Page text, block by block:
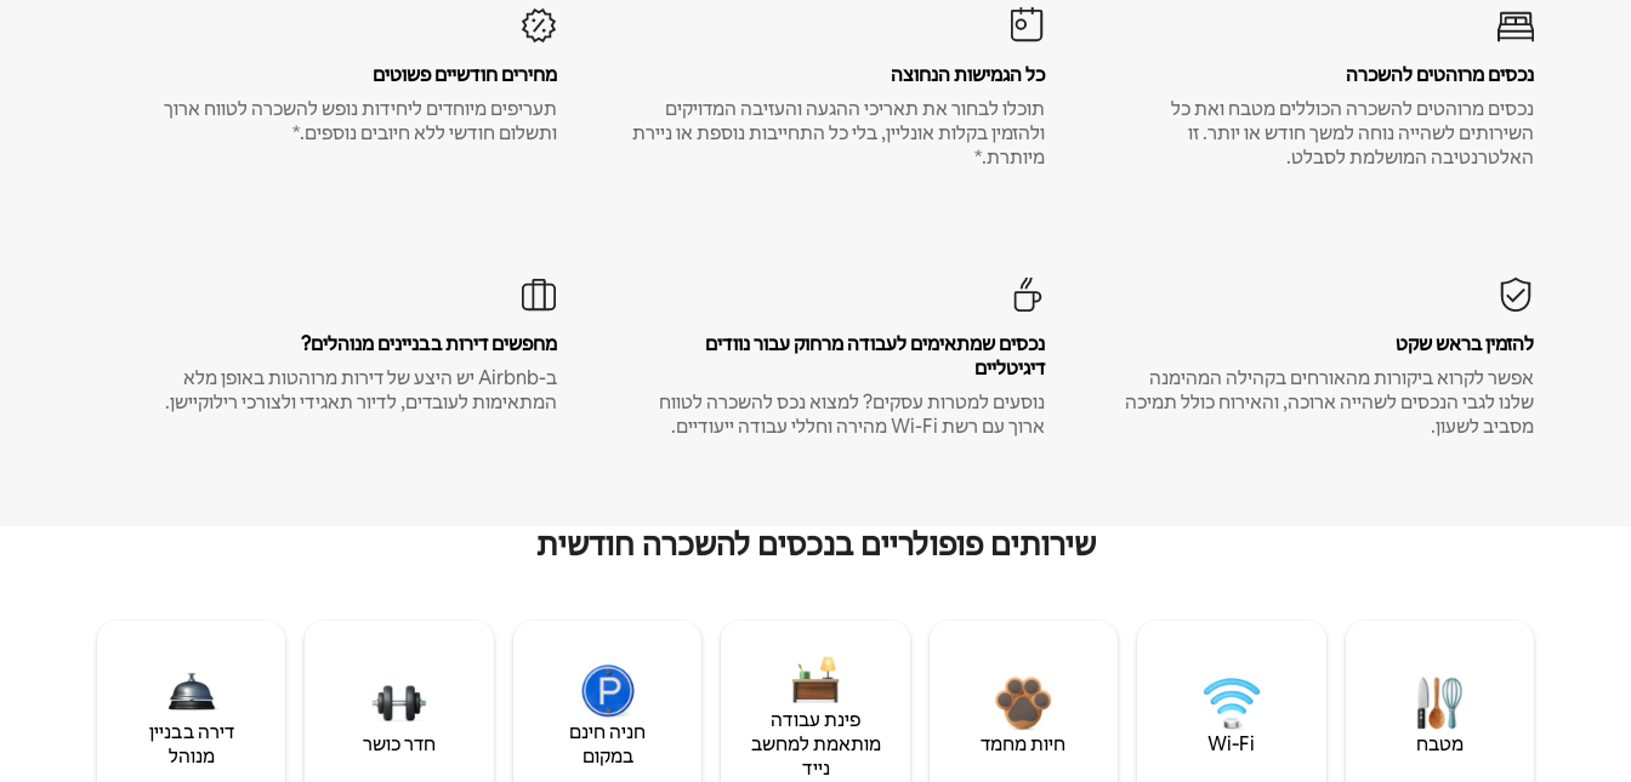
נכסים מרוהטים להשכרה
נכסים מרוהטים להשכרה הכוללים מטבח ואת כל
השירותים לשהייה נוחה למשך חודש או יותר. זו
האלטרנטיבה המושלמת לסבלט.
כל הגמישות הנחוצה
תוכלו לבחור את תאריכי ההגעה והעזיבה המדויקים
ולהזמין בקלות אונליין, בלי כל התחייבות נוספת או ניירת
מיותרת.*
מחירים חודשיים פשוטים
תעריפים מיוחדים ליחידות נופש להשכרה לטווח ארוך
ותשלום חודשי ללא חיובים נוספים.*
להזמין בראש שקט
אפשר לקרוא ביקורות מהאורחים בקהילה המהימנה
שלנו לגבי הנכסים לשהייה ארוכה, והאירוח כולל תמיכה
מסביב לשעון.
נכסים שמתאימים לעבודה מרחוק עבור נוודים
דיגיטליים
נוסעים למטרות עסקים? למצוא נכס להשכרה לטווח
ארוך עם רשת Wi-Fi מהירה וחללי עבודה ייעודיים.
מחפשים דירות בבניינים מנוהלים?
ב-Airbnb יש היצע של דירות מרוהטות באופן מלא
המתאימות לעובדים, לדיור תאגידי ולצורכי רילוקיישן.
שירותים פופולריים בנכסים להשכרה חודשית
מטבח Wi‑Fi חיות מחמד
פינת עבודה
מותאמת למחשב
נייד
חניה חינם
במקום
חדר כושר
דירה בבניין
מנוהל